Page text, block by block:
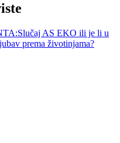
AS EKO ili je li u
prema životinjama?